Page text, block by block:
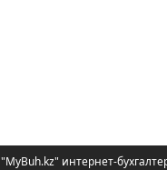
"MyBuh.kz" интернет-